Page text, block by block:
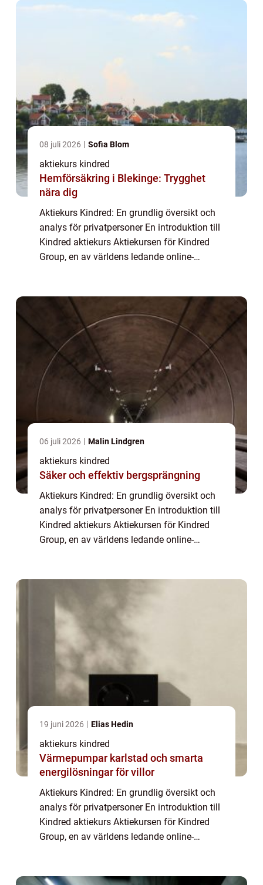
08 juli 2026 Sofia Blom
aktiekurs kindred
Hemförsäkring i Blekinge: Trygghet
nära dig
Aktiekurs Kindred: En grundlig översikt och
analys för privatpersoner En introduktion till
Kindred aktiekurs Aktiekursen för Kindred
Group, en av världens ledande online-
06 juli 2026 Malin Lindgren
aktiekurs kindred
Säker och effektiv bergsprängning
Aktiekurs Kindred: En grundlig översikt och
analys för privatpersoner En introduktion till
Kindred aktiekurs Aktiekursen för Kindred
Group, en av världens ledande online-
19 juni 2026 Elias Hedin
aktiekurs kindred
Värmepumpar karlstad och smarta
energilösningar för villor
Aktiekurs Kindred: En grundlig översikt och
analys för privatpersoner En introduktion till
Kindred aktiekurs Aktiekursen för Kindred
Group, en av världens ledande online-